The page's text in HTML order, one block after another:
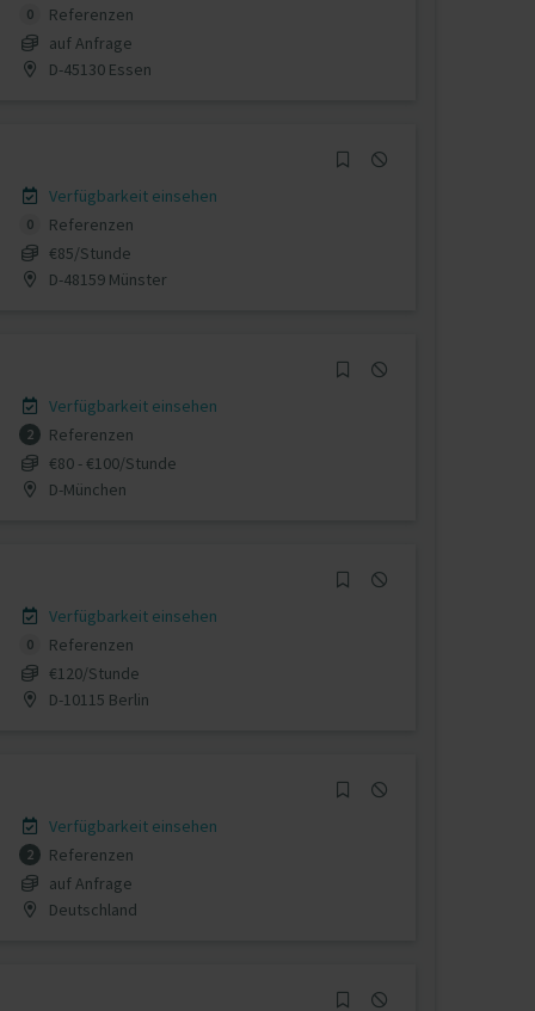
0
Referenzen
auf Anfrage
D-45130 Essen
Verfügbarkeit einsehen
0
Referenzen
€85/Stunde
D-48159 Münster
Verfügbarkeit einsehen
2
Referenzen
€80 - €100/Stunde
D-München
Verfügbarkeit einsehen
0
Referenzen
€120/Stunde
D-10115 Berlin
Verfügbarkeit einsehen
2
Referenzen
auf Anfrage
Deutschland